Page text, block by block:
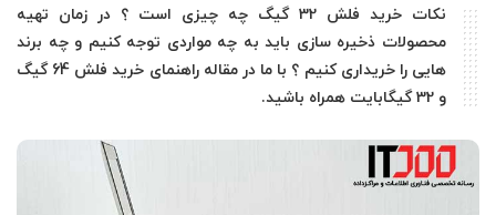
نکات خرید فلش 32 گیگ چه چیزی است ؟ در زمان تهیه
محصولات ذخیره سازی باید به چه مواردی توجه کنیم و چه برند
هایی را خریداری کنیم ؟ با ما در مقاله راهنمای خرید فلش 64 گیگ
و 32 گیگابایت همراه باشید.